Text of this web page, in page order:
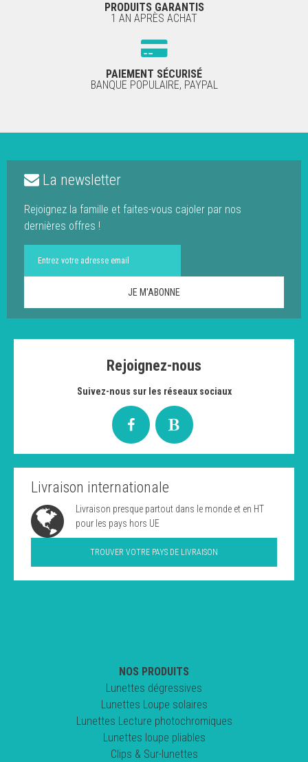
PRODUITS GARANTIS
1 AN APRÈS ACHAT
PAIEMENT SÉCURISÉ
BANQUE POPULAIRE, PAYPAL
La newsletter
Rejoignez la famille et faites-vous cajoler par nos
dernières offres !
Rejoignez-nous
Suivez-nous sur les réseaux sociaux
Livraison internationale
Livraison presque partout dans le monde et en HT
pour les pays hors UE
TROUVER VOTRE PAYS DE LIVRAISON
NOS PRODUITS
Lunettes dégressives
Lunettes Loupe solaires
Lunettes Lecture photochromiques
Lunettes loupe pliables
Clips & Sur-lunettes